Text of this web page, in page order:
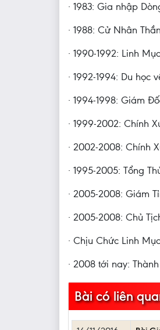
· 1983: Gia nhập
· 1988: Cử Nhân
· 1990-1992: Linh
· 1992-1994: Du học
· 1994-1998: Giám
· 1999-2002: Chính
· 2002-2008: Chính
· 1995-2005: Tổng
· 2005-2008: Giám
· 2005-2008: Chủ
· Chịu Chức Linh
· 2008 tới nay:
Bài có liên